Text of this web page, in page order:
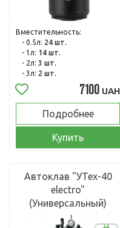
Вместительность:
- 0.5л: 24 шт.
- 1л: 14 шт.
- 2л: 3 шт.
- 3л: 2 шт.
7100 UAH
Подробнее
Купить
Автоклав "УТех-40
electro"
(Универсальный)